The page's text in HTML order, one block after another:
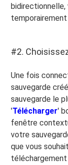
#2.
Une fois
sauvegarde
sauvegarde le
'Télécharger'
fenêtre
votre
que vous